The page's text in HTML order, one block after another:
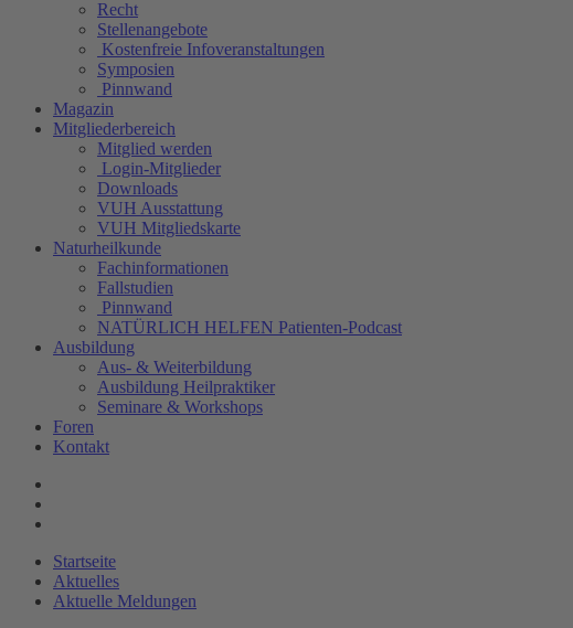
Recht
Stellenangebote
Kostenfreie Infoveranstaltungen
Symposien
Pinnwand
Magazin
Mitgliederbereich
Mitglied werden
Login-Mitglieder
Downloads
VUH Ausstattung
VUH Mitgliedskarte
Naturheilkunde
Fachinformationen
Fallstudien
Pinnwand
NATÜRLICH HELFEN Patienten-Podcast
Ausbildung
Aus- & Weiterbildung
Ausbildung Heilpraktiker
Seminare & Workshops
Foren
Kontakt
Startseite
Aktuelles
Aktuelle Meldungen